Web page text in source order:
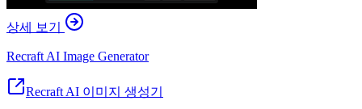
상세 보기
Recraft AI Image Generator
Recraft AI 이미지 생성기